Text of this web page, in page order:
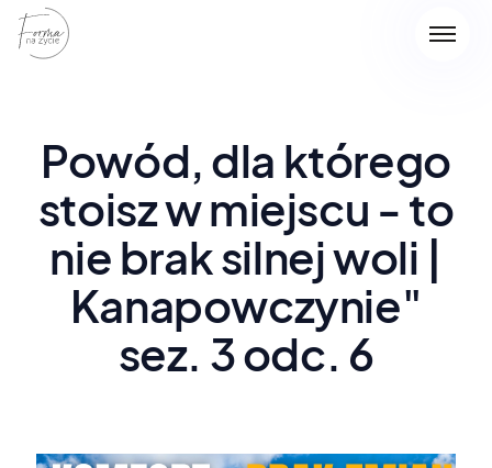
Powód, dla którego
stoisz w miejscu - to
nie brak silnej woli |
Kanapowczynie"
sez. 3 odc. 6